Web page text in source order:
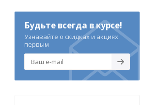
Будьте всегда в курсе!
Узнавайте о скидках и акциях
первым